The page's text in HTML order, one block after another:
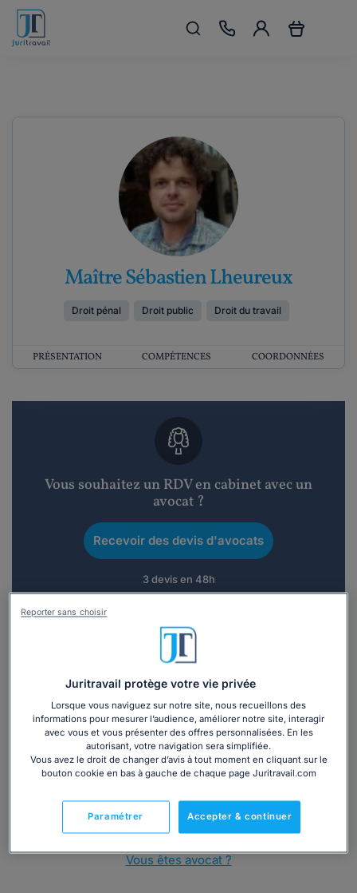
Maître Sébastien Lheureux
Droit pénal Droit public Droit du travail
PRÉSENTATION COMPÉTENCES COORDONNÉES
Vous souhaitez un RDV en cabinet avec un
avocat ?
Recevoir des devis d'avocats
3 devis en 48h
Vous souhaitez une consultation par
téléphone ?
Consulter immédiatement
01 75 75 42 33
(8h à 21h du lundi au
vendredi)
Vous êtes avocat ?
Juritravail protège votre vie privée
Lorsque vous naviguez sur notre site, nous recueillons des
informations pour mesurer l’audience, améliorer notre site, interagir
avec vous et vous présenter des offres personnalisées. En les
autorisant, votre navigation sera simplifiée.
Vous avez le droit de changer d’avis à tout moment en cliquant sur le
bouton cookie en bas à gauche de chaque page Juritravail.com
Accepter & continuer
Paramétrer
Reporter sans choisir